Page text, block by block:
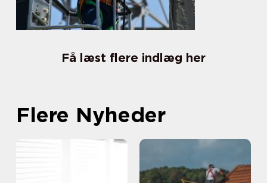
Få læst flere indlæg her
Flere Nyheder